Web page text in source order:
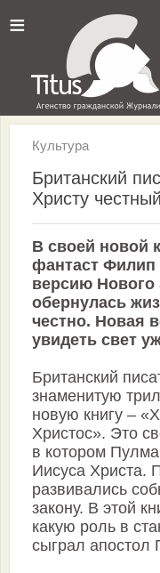
≡
Культура
Британский
Христу
В своей новой
фантаст Филип
версию Нового
обернулась
честно. Новая
увидеть свет
Британский
знаменитую
новую книгу –
Христос». Это
в котором
Иисуса Христа.
развивались
закону. В этой
какую роль в
сыграл апостол